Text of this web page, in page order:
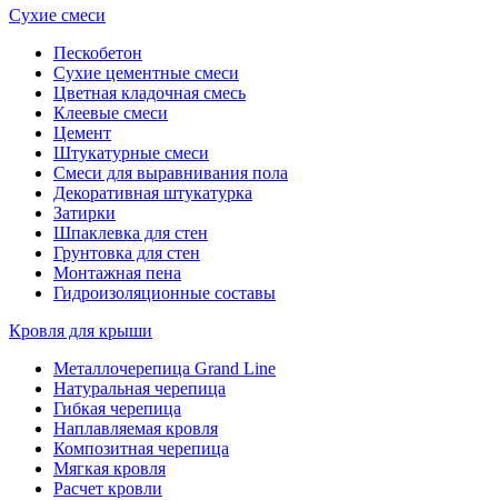
Сухие смеси
Пескобетон
Сухие цементные смеси
Цветная кладочная смесь
Клеевые смеси
Цемент
Штукатурные смеси
Смеси для выравнивания пола
Декоративная штукатурка
Затирки
Шпаклевка для стен
Грунтовка для стен
Монтажная пена
Гидроизоляционные составы
Кровля для крыши
Металлочерепица Grand Line
Натуральная черепица
Гибкая черепица
Наплавляемая кровля
Композитная черепица
Мягкая кровля
Расчет кровли